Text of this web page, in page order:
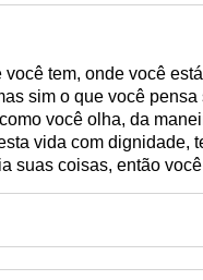
você tem, onde você
sim o que você
você olha, da
vida com dignidade,
suas coisas, então